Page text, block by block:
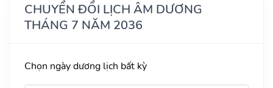
CHUYỂN ĐỔI LỊCH ÂM DƯƠNG
THÁNG 7 NĂM 2036
Chọn ngày dương lịch bất kỳ